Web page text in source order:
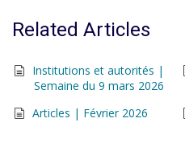
Related Articles
Institutions et autorités |
Semaine du 9 mars 2026
Articles | Février 2026